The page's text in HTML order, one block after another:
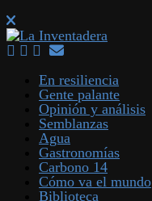
En resiliencia
Gente palante
Opinión y análisis
Semblanzas
Agua
Gastronomías
Carbono 14
Cómo va el mundo
Biblioteca